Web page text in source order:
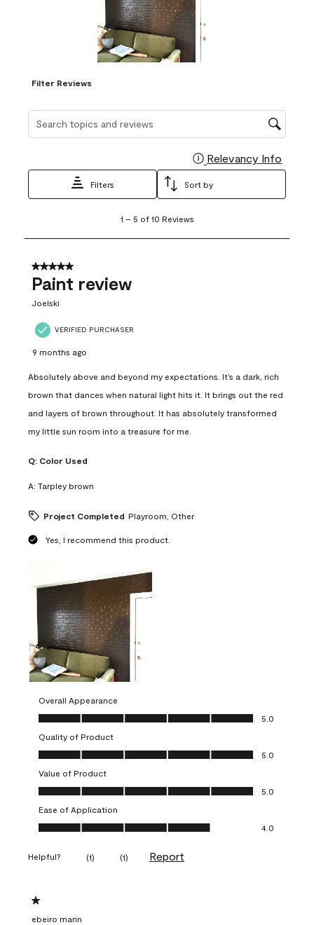
Filter Reviews
Relevancy Info
Filters Sort by
5
10
Reviews
1 – 5 of 10 Reviews
5 out of 5 stars.
Paint review
Joelski
VERIFIED PURCHASER
9 months ago
Absolutely above and beyond my expectations. It’s a dark, rich
brown that dances when natural light hits it. It brings out the red
and layers of brown throughout. It has absolutely transformed
my little sun room into a treasure for me.
Q: Color Used
A: Tarpley brown
Project Completed Playroom, Other
Yes, I recommend this product.
Overall Appearance
Overall Appearance, 5.0 out of 5
5.0
Quality of Product
Quality of Product, 5.0 out of 5
5.0
Value of Product
Value of Product, 5.0 out of 5
5.0
Ease of Application
Ease of Application, 4.0 out of 5
4.0
Helpful? (1) (1) Report
1 out of 5 stars.
ebeiro marin